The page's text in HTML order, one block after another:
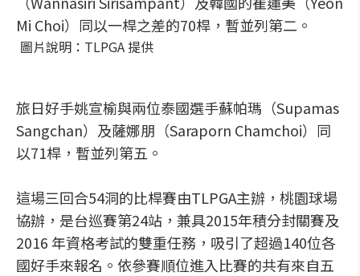
Mi Choi）同以一桿之差的70桿，暫並列第二。
圖片說明：TLPGA 提供
旅日好手姚宣榆與兩位泰國選手蘇帕瑪（Supamas
Sangchan）及薩娜朋（Saraporn Chamchoi）同
以71桿，暫並列第五。
這場三回合54洞的比桿賽由TLPGA主辦，桃園球場
協辦，是台巡賽第24站，兼具2015年積分封關賽及
2016 年資格考試的雙重任務，吸引了超過140位各
國好手來報名。依參賽順位進入比賽的共有來自五